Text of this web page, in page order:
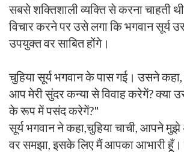
सबसे शक्तिशाली व्यक्ति से करना चाहती
विचार करने पर उसे लगा कि भगवान सूर्य
उपयुक्त वर साबित होंगे।
चुहिया सूर्य भगवान के पास गई। उसने कहा,
आप मेरी सुंदर कन्या से विवाह करेगें? क्या
के रूप में पसंद करेगें?"
सूर्य भगवान ने कहा,चुहिया चाची, आपने मुझे
वर समझा, इसके लिए मैं आपका आभारी हूँ।